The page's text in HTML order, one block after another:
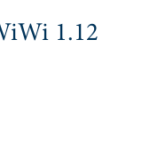
1.12